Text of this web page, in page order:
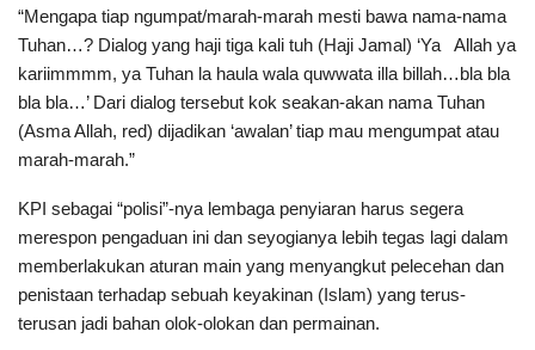
“Mengapa tiap ngumpat/marah-marah mesti bawa nama-nama
Tuhan…? Dialog yang haji tiga kali tuh (Haji Jamal) ‘Ya Allah ya
kariimmmm, ya Tuhan la haula wala quwwata illa billah…bla bla
bla bla…’ Dari dialog tersebut kok seakan-akan nama Tuhan
(Asma Allah, red) dijadikan ‘awalan’ tiap mau mengumpat atau
marah-marah.”
KPI sebagai “polisi”-nya lembaga penyiaran harus segera
merespon pengaduan ini dan seyogianya lebih tegas lagi dalam
memberlakukan aturan main yang menyangkut pelecehan dan
penistaan terhadap sebuah keyakinan (Islam) yang terus-
terusan jadi bahan olok-olokan dan permainan.